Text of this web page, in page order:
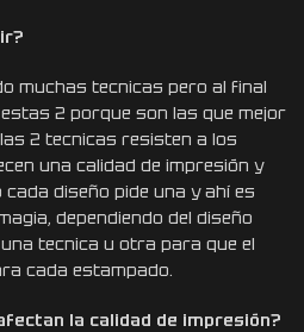
muchas tecnicas pero al final
2 porque son las que mejor
2 tecnicas resisten a los
una calidad de impresión y
diseño pide una y ahí es
dependiendo del diseño
tecnica u otra para que el
cada estampado.
la calidad de impresión?